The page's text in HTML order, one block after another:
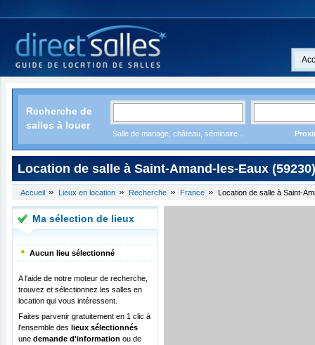
Recherche de
salles à louer
Salle de mariage, château, séminaire...
Location de salle à Saint-Amand-les-Eaux (59230)
Accueil Lieux en location Recherche France Location de salle à Saint-
Ma sélection de lieux
Aucun lieu sélectionné
A l'aide de notre moteur de recherche,
trouvez et sélectionnez les salles en
location qui vous intéressent.
Faites parvenir gratuitement en 1 clic à
l'ensemble des lieux sélectionnés
une demande d'information ou de